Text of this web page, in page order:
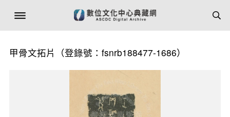
甲骨文拓片（登錄號：fsnrb188477-1686）